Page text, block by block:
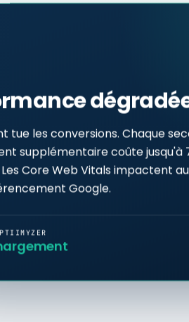
tue les conversions. Chaque
supplémentaire coûte jusqu'à
Core Web Vitals impactent
Google.